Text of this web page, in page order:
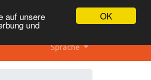
OK
auf unsere
und
Sprache